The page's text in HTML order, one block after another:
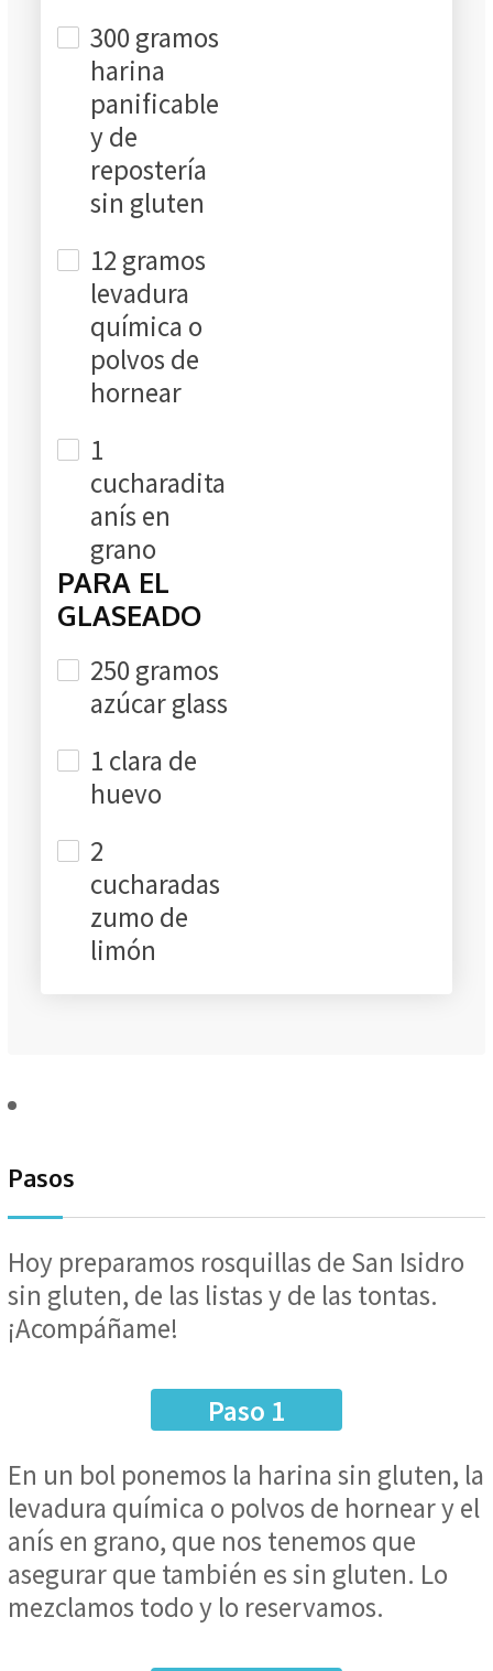
300 gramos
harina
panificable
y de
repostería
sin gluten
12 gramos
levadura
química o
polvos de
hornear
1
cucharadita
anís en
grano
PARA EL
GLASEADO
250 gramos
azúcar glass
1 clara de
huevo
2
cucharadas
zumo de
limón
Pasos
Hoy preparamos rosquillas de San Isidro
sin gluten, de las listas y de las tontas.
¡Acompáñame!
Paso 1
En un bol ponemos la harina sin gluten, la
levadura química o polvos de hornear y el
anís en grano, que nos tenemos que
asegurar que también es sin gluten. Lo
mezclamos todo y lo reservamos.